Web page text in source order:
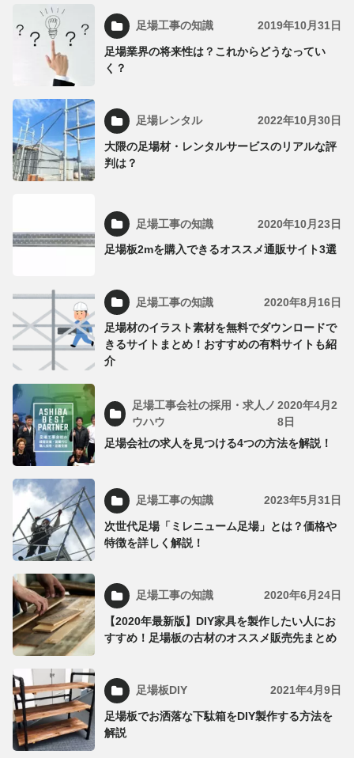
足場工事の知識 2019年10月31日
足場業界の将来性は？これからどうなってい
く？
足場レンタル 2022年10月30日
大隈の足場材・レンタルサービスのリアルな評
判は？
足場工事の知識 2020年10月23日
足場板2mを購入できるオススメ通販サイト3選
足場工事の知識 2020年8月16日
足場材のイラスト素材を無料でダウンロードで
きるサイトまとめ！おすすめの有料サイトも紹
介
足場工事会社の採用・求人ノ
ウハウ
2020年4月2
8日
足場会社の求人を見つける4つの方法を解説！
足場工事の知識 2023年5月31日
次世代足場「ミレニューム足場」とは？価格や
特徴を詳しく解説！
足場工事の知識 2020年6月24日
【2020年最新版】DIY家具を製作したい人にお
すすめ！足場板の古材のオススメ販売先まとめ
足場板DIY 2021年4月9日
足場板でお洒落な下駄箱をDIY製作する方法を
解説